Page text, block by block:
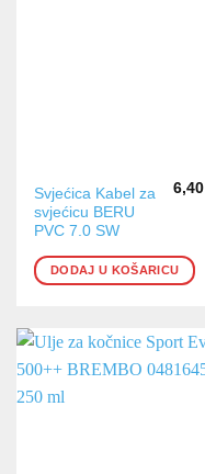
Svjećica Kabel za
svjećicu BERU
PVC 7.0 SW
6,40
DODAJ U KOŠARICU